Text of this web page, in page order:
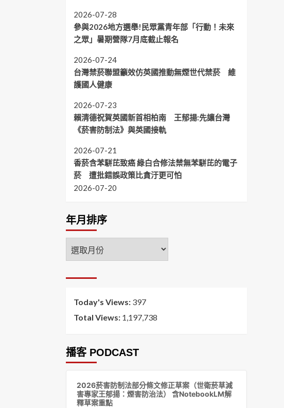
2026-07-28
參與2026地方選舉!民眾黨青年部「行動！未來
之眾」暑期營隊7月底截止報名
2026-07-24
台灣禁菸聯盟籲效仿英國推動無煙世代禁菸 維
護國人健康
2026-07-23
賴清德祝賀英國新首相柏南 王郁揚:先讓台灣
《菸害防制法》與英國接軌
2026-07-21
香菸含苯駢芘致癌 綠白合修法禁無苯駢芘的電子
菸 遭批錯誤政策比貪汙更可怕
2026-07-20
年月排序
年
月
Today's Views: 397
Total Views: 1,197,738
播客 PODCAST
2026菸害防制法部分條文修正草案（世衛菸草減
害專家王郁揚：煙害防治法） 含NotebookLM解
釋草案重點